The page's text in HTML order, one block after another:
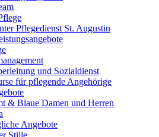
Pflegedienst St. Augustin
und Sozialdienst
für pflegende Angehörige
& Blaue Damen und Herren
Angebote
Stille